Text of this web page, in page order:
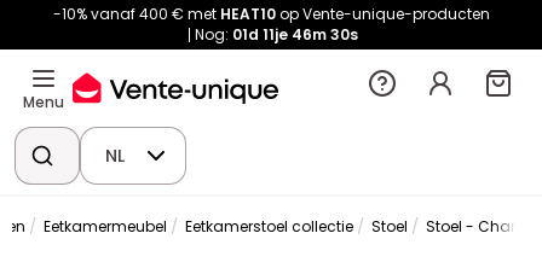
-10% vanaf 400 € met HEAT10op Vente-unique-producten
Nog: 01d 11je 46m 29s
Menu
NL
Eetkamermeubel Eetkamerstoel collectie Stoel Stoel -